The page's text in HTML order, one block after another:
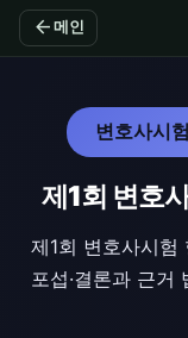
arrow_back 메인
변호사시
제1회 변호
제1회 변호사시험
포섭·결론과 근거